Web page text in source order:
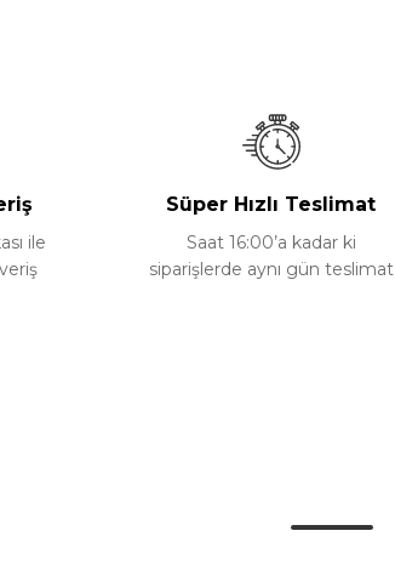
ile
Süper Hızlı Teslimat
Saat 16:00’a kadar ki
siparişlerde aynı gün teslimat